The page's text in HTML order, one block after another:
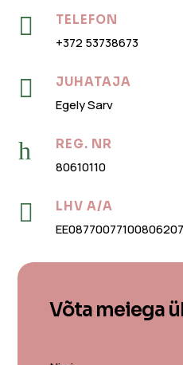
 TELEFON
+372 53738673
 JUHATAJA
Egely Sarv
h REG. NR
80610110
 LHV A/A
Võta meiega